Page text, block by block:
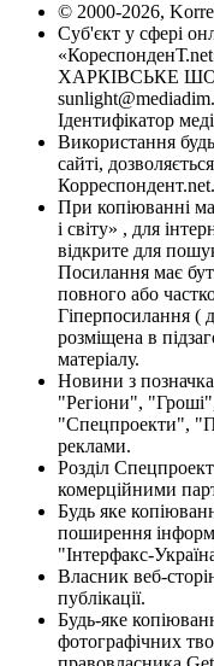
© 2000-2026,
Суб'єкт у сфері
ХАРКІВСЬКЕ
Ідентифікатор
Використання
сайті,
Корреспондент.net.
При копіюванні
і світу» , для
відкрите для
Посилання має
повного або
Гіперпосилання (
розміщена в
матеріалу.
Новини з
"Регіони",
"Спецпроекти",
реклами.
Розділ
комерційними
Будь яке
поширення
"Інтерфакс-
Власник веб-
публікації.
Будь-яке
фотографічних